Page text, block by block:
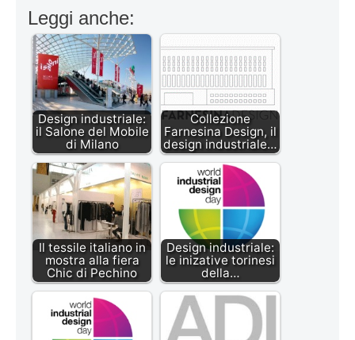
Leggi anche:
Design industriale:
il Salone del Mobile
di Milano
Collezione
Farnesina Design, il
design industriale…
Il tessile italiano in
mostra alla fiera
Chic di Pechino
Design industriale:
le inizative torinesi
della…